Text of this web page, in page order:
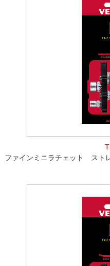
ファインミニラチェット スト